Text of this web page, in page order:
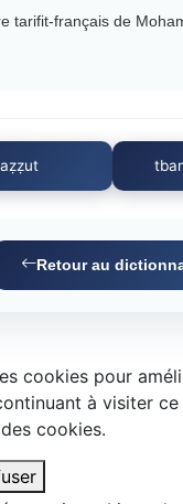
tarifit-français de
Retour au
cookies pour
à visiter
cookies.